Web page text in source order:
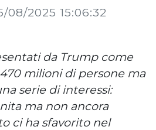
08/2025 15:06:32
da Trump come
milioni di persone ma
serie di interessi:
ma non ancora
ci ha sfavorito nel